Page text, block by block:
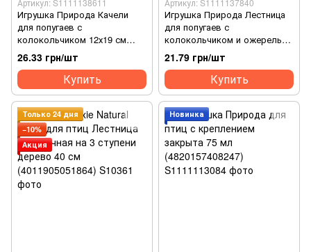
Артикул: S1111138611
Игрушка Природа Качели
для попугаев с
колокольчиком 12х19 см
(4823082402564)
26.33 грн/шт
Купить
Артикул: S1111137840
Игрушка Природа Лестница
для попугаев с
колокольчиком и ожерельем
6х22 см (4823082402588)
21.79 грн/шт
Купить
Только 24 дня
−10%
Акция
Новинка